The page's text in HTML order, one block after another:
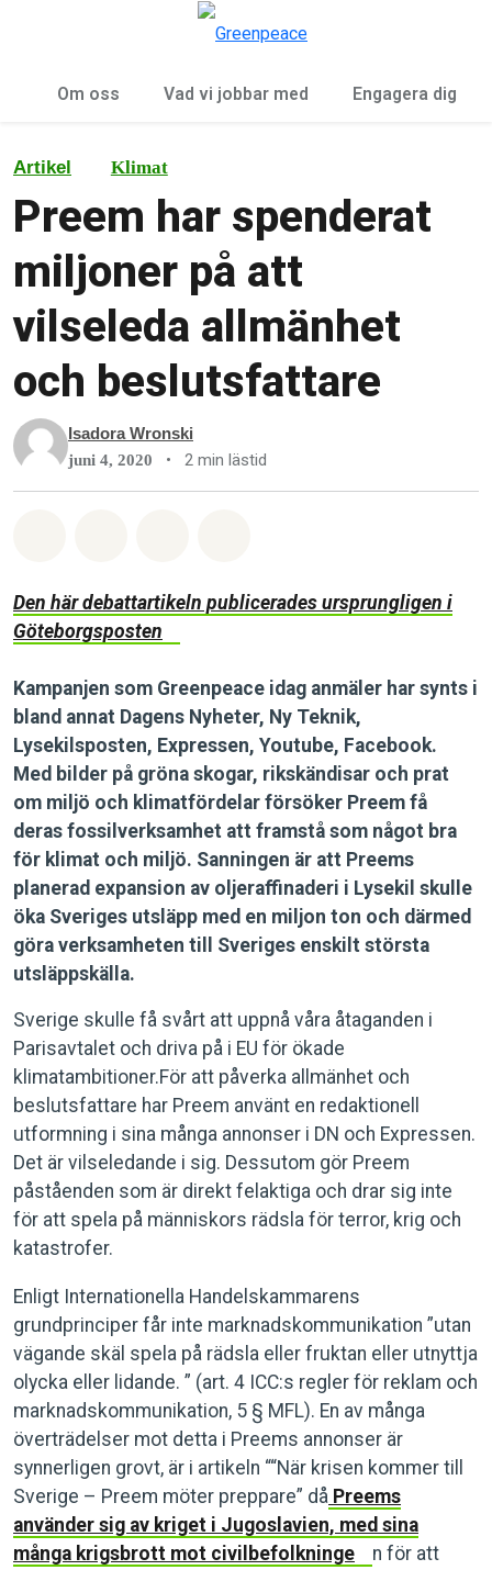
Om oss Vad vi jobbar med Engagera dig
Artikel Klimat
Preem har spenderat
miljoner på att
vilseleda allmänhet
och beslutsfattare
Isadora Wronski
juni 4, 2020 • 2 min lästid
Den här debattartikeln publicerades ursprungligen i
Göteborgsposten
Kampanjen som Greenpeace idag anmäler har synts i
bland annat Dagens Nyheter, Ny Teknik,
Lysekilsposten, Expressen, Youtube, Facebook.
Med bilder på gröna skogar, rikskändisar och prat
om miljö och klimatfördelar försöker Preem få
deras fossilverksamhet att framstå som något bra
för klimat och miljö. Sanningen är att Preems
planerad expansion av oljeraffinaderi i Lysekil skulle
öka Sveriges utsläpp med en miljon ton och därmed
göra verksamheten till Sveriges enskilt största
utsläppskälla.
Sverige skulle få svårt att uppnå våra åtaganden i
Parisavtalet och driva på i EU för ökade
klimatambitioner.För att påverka allmänhet och
beslutsfattare har Preem använt en redaktionell
utformning i sina många annonser i DN och Expressen.
Det är vilseledande i sig. Dessutom gör Preem
påståenden som är direkt felaktiga och drar sig inte
för att spela på människors rädsla för terror, krig och
katastrofer.
Enligt Internationella Handelskammarens
grundprinciper får inte marknadskommunikation ”utan
vägande skäl spela på rädsla eller fruktan eller utnyttja
olycka eller lidande. ” (art. 4 ICC:s regler för reklam och
marknadskommunikation, 5 § MFL). En av många
överträdelser mot detta i Preems annonser är
synnerligen grovt, är i artikeln ““När krisen kommer till
Sverige – Preem möter preppare” då Preems
använder sig av kriget i Jugoslavien, med sina
många krigsbrott mot civilbefolkninge
n för att